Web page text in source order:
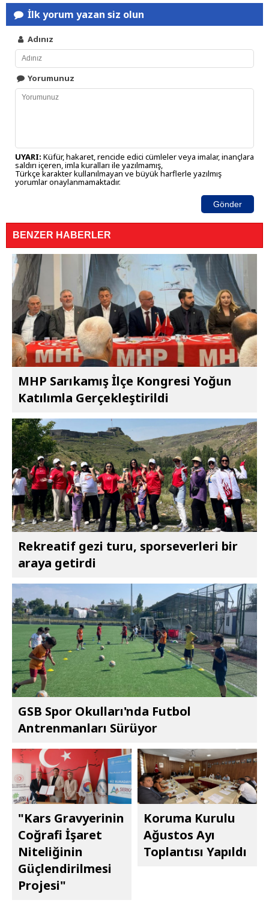
İlk yorum yazan siz olun
Adınız
Yorumunuz
UYARI: Küfür, hakaret, rencide edici cümleler veya imalar, inançlara
saldırı içeren, imla kuralları ile yazılmamış,
Türkçe karakter kullanılmayan ve büyük harflerle yazılmış
yorumlar onaylanmamaktadır.
Gönder
BENZER HABERLER
MHP Sarıkamış İlçe Kongresi Yoğun
Katılımla Gerçekleştirildi
Rekreatif gezi turu, sporseverleri bir
araya getirdi
GSB Spor Okulları'nda Futbol
Antrenmanları Sürüyor
"Kars Gravyerinin
Coğrafi İşaret
Niteliğinin
Güçlendirilmesi
Projesi"
Koruma Kurulu
Ağustos Ayı
Toplantısı Yapıldı